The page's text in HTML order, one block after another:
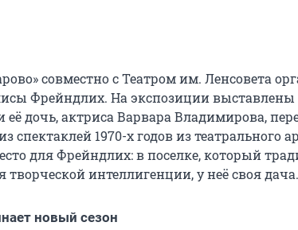
совместно с Театром им. Ленсовета
Фрейндлих. На экспозиции
дочь, актриса Варвара Владимирова,
спектаклей 1970-х годов из театрального
для Фрейндлих: в поселке, который
интеллигенции, у неё своя дача.
новый сезон